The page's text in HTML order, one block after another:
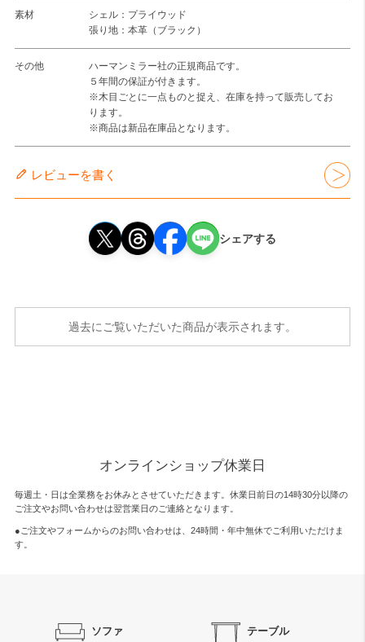
素材
シェル：プライウッド
張り地：本革（ブラック）
その他
ハーマンミラー社の正規商品です。
５年間の保証が付きます。
※木目ごとに一点ものと捉え、在庫を持って販売してお
ります。
※商品は新品在庫品となります。
レビューを書く
シェアする
過去にご覧いただいた商品が表示されます。
オンラインショップ休業日
毎週土・日は全業務をお休みとさせていただきます。休業日前日の14時30分以降の
ご注文やお問い合わせは翌営業日のご連絡となります。
●ご注文やフォームからのお問い合わせは、 24時間・年中無休でご利用いただけま
す。
ソファ テーブル